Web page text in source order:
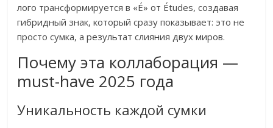
лого трансформируется в «É» от Études, создавая
гибридный знак, который сразу показывает: это не
просто сумка, а результат слияния двух миров.
Почему эта коллаборация —
must-have 2025 года
Уникальность каждой сумки